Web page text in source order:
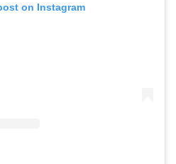
on Instagram